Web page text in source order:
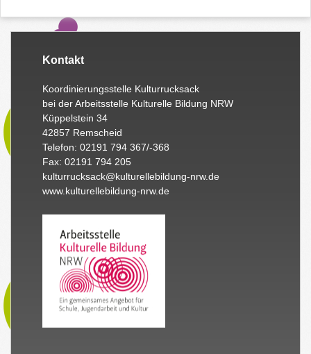
Kontakt
Koordinierungsstelle Kulturrucksack
bei der Arbeitsstelle Kulturelle Bildung NRW
Küppelstein 34
42857 Remscheid
Telefon: 02191 794 367/-368
Fax: 02191 794 205
kulturrucksack@kulturellebildung-nrw.de
www.kulturellebildung-nrw.de